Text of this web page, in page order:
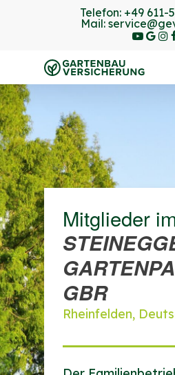
content
Telefon: +49 611-
Mail:
plus
Mitglieder
GBR
Rheinfelden,